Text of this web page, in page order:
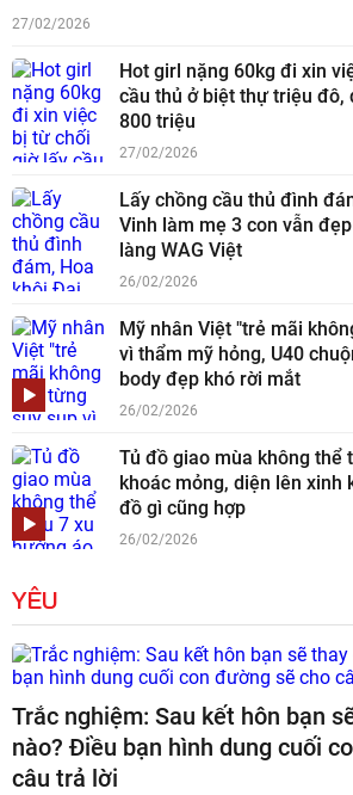
27/02/2026
Hot girl nặng 60kg đi xin
cầu thủ ở biệt thự triệu đô,
800 triệu
27/02/2026
Lấy chồng cầu thủ đình
Vinh làm mẹ 3 con vẫn
làng WAG Việt
26/02/2026
Mỹ nhân Việt "trẻ mãi
vì thẩm mỹ hỏng, U40
body đẹp khó rời mắt
26/02/2026
Tủ đồ giao mùa không thể
khoác mỏng, diện lên xinh
đồ gì cũng hợp
26/02/2026
YÊU
Trắc nghiệm: Sau kết hôn bạn
nào? Điều bạn hình dung cuối
câu trả lời